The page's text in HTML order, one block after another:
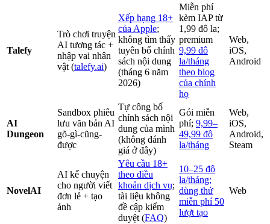
Talefy
Trò chơi truyện
AI tương tác +
nhập vai nhân
vật (talefy.ai)
Xếp hạng 18+
của Apple;
không tìm thấy
tuyên bố chính
sách nội dung
(tháng 6 năm
2026)
Miễn phí
kèm IAP từ
1,99 đô la;
premium
9,99 đô
la/tháng
theo blog
của chính
họ
Web,
iOS,
Android
AI
Dungeon
Sandbox phiêu
lưu văn bản AI
gõ-gì-cũng-
được
Tự công bố
chính sách nội
dung của mình
(không đánh
giá ở đây)
Gói miễn
phí; 9,99–
49,99 đô
la/tháng
Web,
iOS,
Android,
Steam
NovelAI
AI kể chuyện
cho người viết
đơn lẻ + tạo
ảnh
Yêu cầu 18+
theo điều
khoản dịch vụ;
tài liệu không
đề cập kiểm
duyệt (FAQ)
10–25 đô
la/tháng;
dùng thử
miễn phí 50
lượt tạo
Web